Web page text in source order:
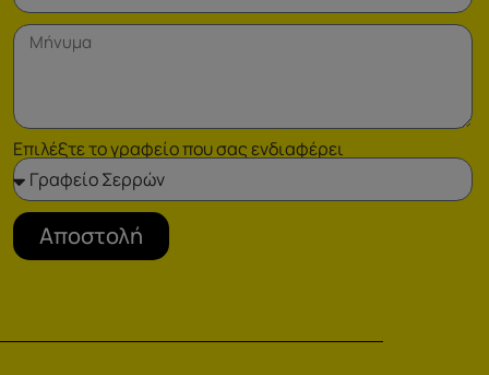
Επιλέξτε το γραφείο που σας ενδιαφέρει
Αποστολή